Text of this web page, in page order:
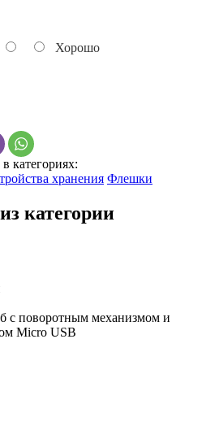
Хорошо
категориях:
хранения Флешки
категории
с поворотным механизмом и
Micro USB